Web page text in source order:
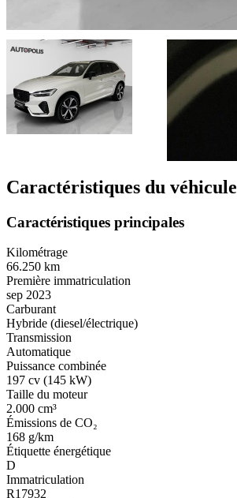
Caractéristiques du véhicule
Caractéristiques principales
Kilométrage
66.250 km
Première immatriculation
sep 2023
Carburant
Hybride (diesel/électrique)
Transmission
Automatique
Puissance combinée
197 cv (145 kW)
Taille du moteur
2.000 cm³
Émissions de CO₂
168 g/km
Étiquette énergétique
D
Immatriculation
R17932